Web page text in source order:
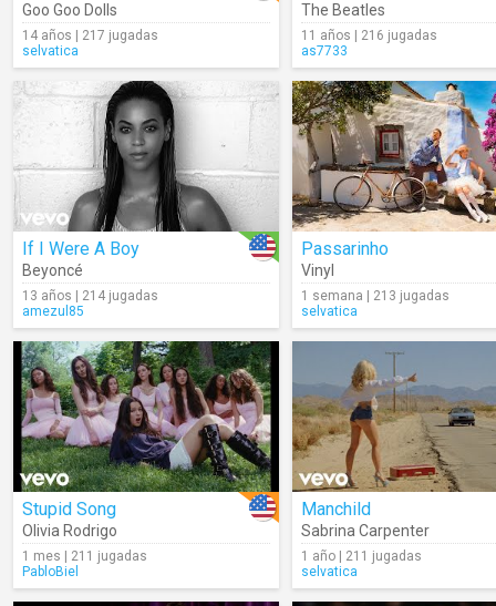
Goo Goo Dolls
14 años | 217 jugadas
selvatica
The Beatles
11 años | 216 jugadas
as7733
If I Were A Boy
Beyoncé
13 años | 214 jugadas
amezul85
Passarinho
Vinyl
1 semana | 213 jugadas
selvatica
Stupid Song
Olivia Rodrigo
1 mes | 211 jugadas
PabloBiel
Manchild
Sabrina Carpenter
1 año | 211 jugadas
selvatica